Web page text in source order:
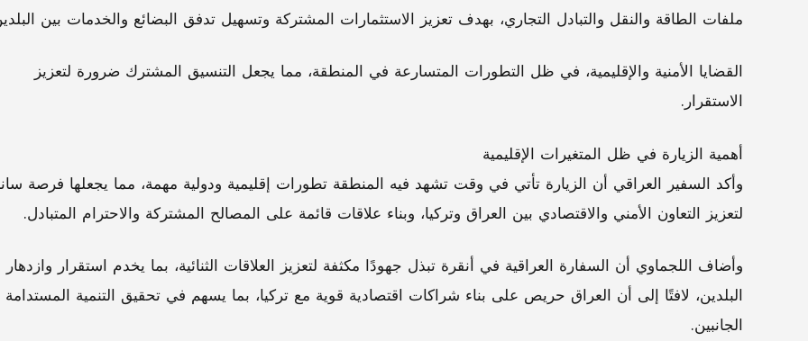
ملفات الطاقة والنقل والتبادل التجاري، بهدف تعزيز الاستثمارات المشتركة وتسهيل تدفق البضائع والخدمات بين
القضايا الأمنية والإقليمية، في ظل التطورات المتسارعة في المنطقة، مما يجعل التنسيق المشترك ضرورة لتعزيز
الاستقرار.
أهمية الزيارة في ظل المتغيرات الإقليمية
وأكد السفير العراقي أن الزيارة تأتي في وقت تشهد فيه المنطقة تطورات إقليمية ودولية مهمة، مما يجعلها فرصة
لتعزيز التعاون الأمني والاقتصادي بين العراق وتركيا، وبناء علاقات قائمة على المصالح المشتركة والاحترام المتبادل.
وأضاف اللجماوي أن السفارة العراقية في أنقرة تبذل جهودًا مكثفة لتعزيز العلاقات الثنائية، بما يخدم استقرار وازدهار
البلدين، لافتًا إلى أن العراق حريص على بناء شراكات اقتصادية قوية مع تركيا، بما يسهم في تحقيق التنمية المستدامة
الجانبين.